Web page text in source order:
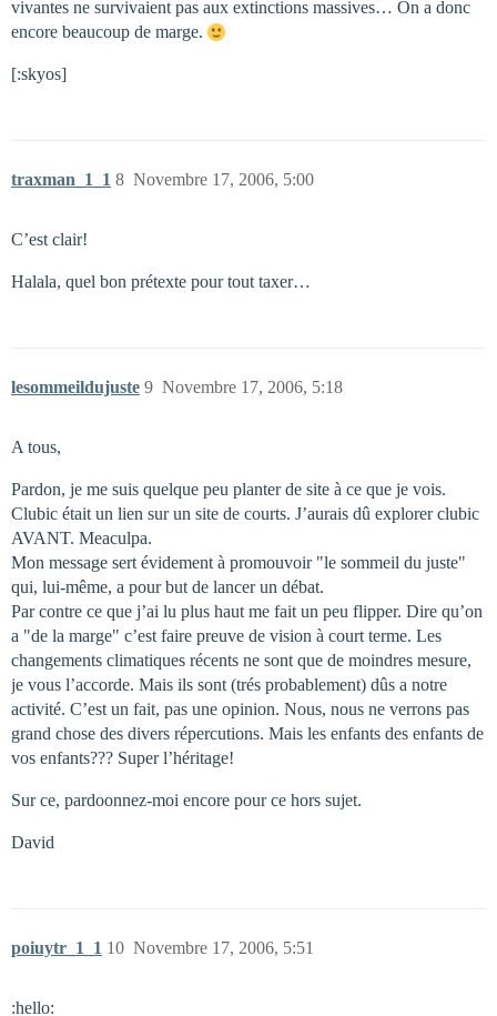
vivantes ne survivaient pas aux extinctions massives… On a donc
encore beaucoup de marge.
[:skyos]
traxman_1_1 Novembre 17, 2006, 5:00
8
C’est clair!
Halala, quel bon prétexte pour tout taxer…
lesommeildujuste Novembre 17, 2006, 5:18
9
A tous,
Pardon, je me suis quelque peu planter de site à ce que je vois.
Clubic était un lien sur un site de courts. J’aurais dû explorer clubic
AVANT. Meaculpa.
Mon message sert évidement à promouvoir "le sommeil du juste"
qui, lui-même, a pour but de lancer un débat.
Par contre ce que j’ai lu plus haut me fait un peu flipper. Dire qu’on
a "de la marge" c’est faire preuve de vision à court terme. Les
changements climatiques récents ne sont que de moindres mesure,
je vous l’accorde. Mais ils sont (trés probablement) dûs a notre
activité. C’est un fait, pas une opinion. Nous, nous ne verrons pas
grand chose des divers répercutions. Mais les enfants des enfants de
vos enfants??? Super l’héritage!
Sur ce, pardoonnez-moi encore pour ce hors sujet.
David
poiuytr_1_1 Novembre 17, 2006, 5:51
10
:hello: